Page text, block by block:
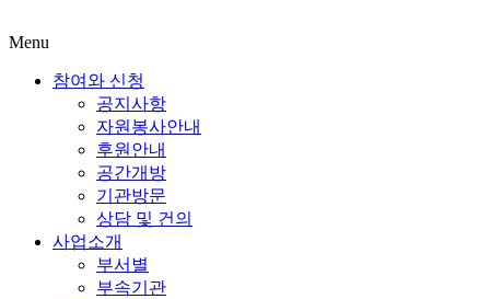
Menu
참여와 신청
공지사항
자원봉사안내
후원안내
공간개방
기관방문
상담 및 건의
사업소개
부서별
부속기관